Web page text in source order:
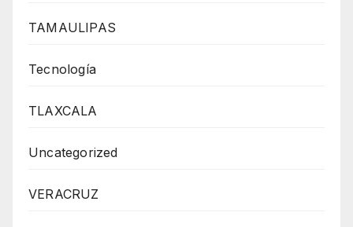
TAMAULIPAS
Tecnología
TLAXCALA
Uncategorized
VERACRUZ